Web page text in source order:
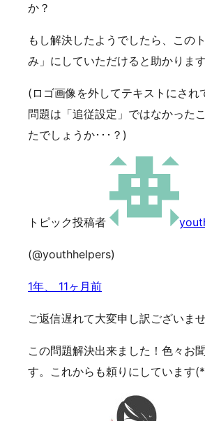
か？
もし解決したようでしたら、この
み」にしていただけると助かります
(ロゴ画像を外してテキストにされ
問題は「追従設定」ではなかった
たでしょうか･･･？)
トピック投稿者
(@youthhelpers)
1年、 11ヶ月前
ご返信遅れて大変申し訳ございませ
この問題解決出来ました！色々お
す。これからも頼りにしています